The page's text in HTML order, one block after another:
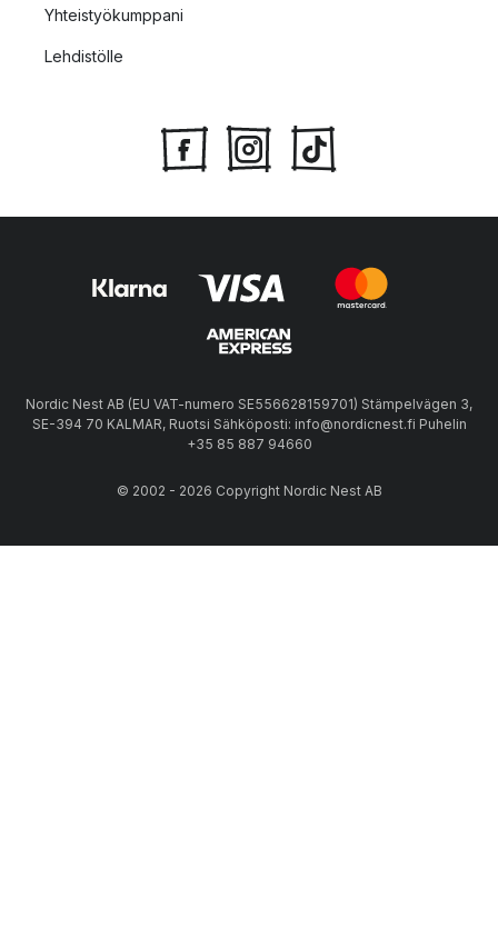
Yhteistyökumppani
Lehdistölle
Nordic Nest AB (EU VAT-numero SE556628159701) Stämpelvägen 3,
SE-394 70 KALMAR, Ruotsi Sähköposti: info@nordicnest.fi Puhelin
+35 85 887 94660
© 2002 - 2026 Copyright Nordic Nest AB